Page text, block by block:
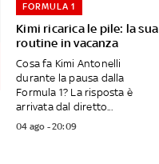
Kimi ricarica le pile: la sua
routine in vacanza
FORMULA 1
Cosa fa Kimi Antonelli
durante la pausa dalla
Formula 1? La risposta è
arrivata dal diretto...
04 ago - 20:09